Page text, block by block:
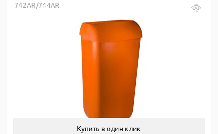
742AR/744AR
Купить в один клик